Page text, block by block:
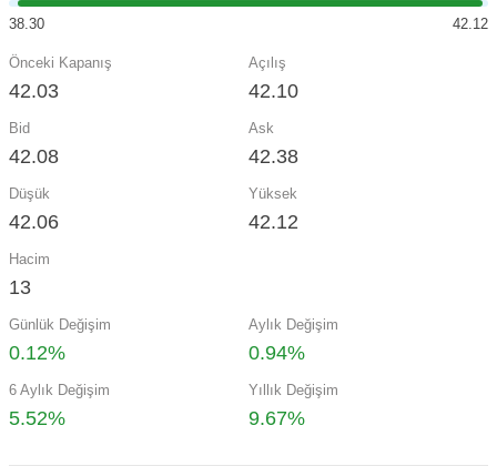
38.30 42.12
Önceki Kapanış
42.03
Açılış
42.10
Bid
42.08
Ask
42.38
Düşük
42.06
Yüksek
42.12
Hacim
13
Günlük Değişim
0.12%
Aylık Değişim
0.94%
6 Aylık Değişim
5.52%
Yıllık Değişim
9.67%